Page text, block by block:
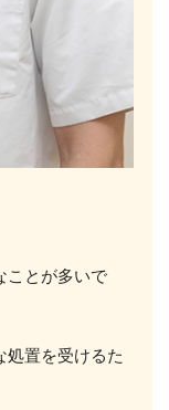
ことが多いで
置を受けるた